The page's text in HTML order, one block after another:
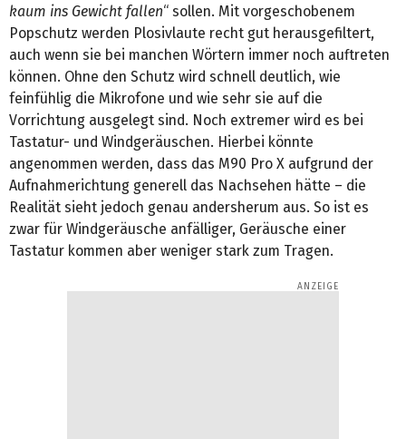
kaum ins Gewicht fallen“ sollen. Mit vorgeschobenem
Popschutz werden Plosivlaute recht gut herausgefiltert,
auch wenn sie bei manchen Wörtern immer noch auftreten
können. Ohne den Schutz wird schnell deutlich, wie
feinfühlig die Mikrofone und wie sehr sie auf die
Vorrichtung ausgelegt sind. Noch extremer wird es bei
Tastatur- und Windgeräuschen. Hierbei könnte
angenommen werden, dass das M90 Pro X aufgrund der
Aufnahmerichtung generell das Nachsehen hätte – die
Realität sieht jedoch genau andersherum aus. So ist es
zwar für Windgeräusche anfälliger, Geräusche einer
Tastatur kommen aber weniger stark zum Tragen.